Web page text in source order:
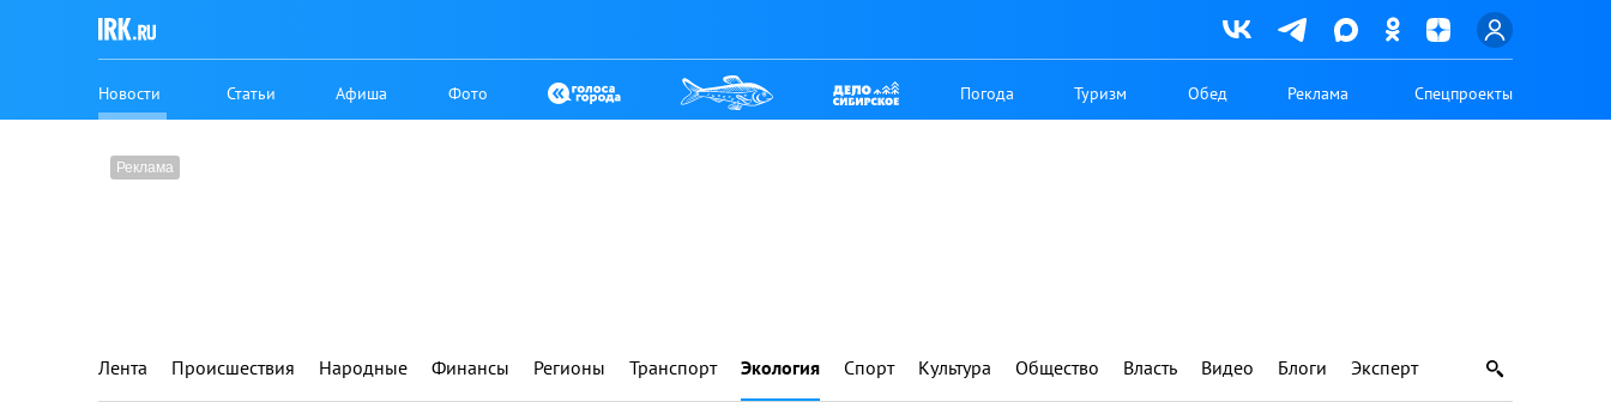
Новости Статьи Афиша Фото Погода Туризм Обед Реклама Спецпроекты
Лента Происшествия Народные Финансы Регионы Транспорт Экология Спорт Культура Общество Власть Видео Блоги Эксперт